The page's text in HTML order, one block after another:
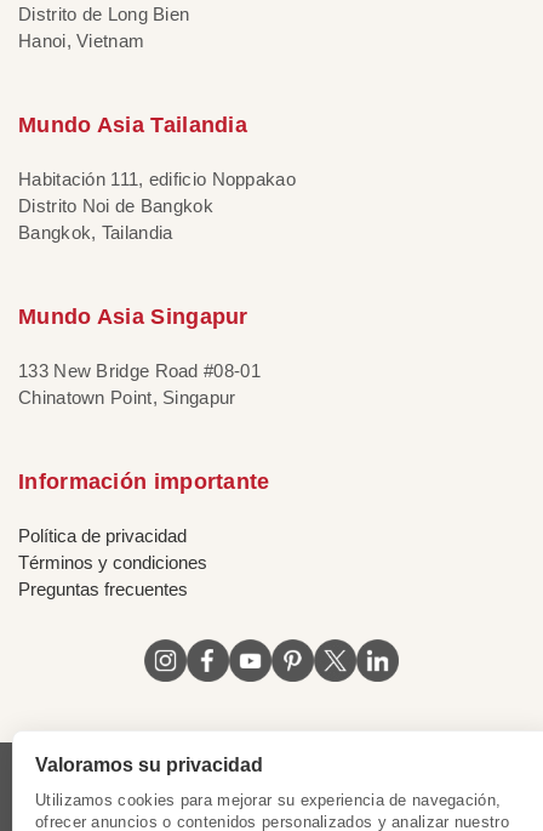
Distrito de Long Bien
Hanoi, Vietnam
Mundo Asia Tailandia
Habitación 111, edificio Noppakao
Distrito Noi de Bangkok
Bangkok, Tailandia
Mundo Asia Singapur
133 New Bridge Road #08-01
Chinatown Point, Singapur
Información importante
Política de privacidad
Términos y condiciones
Preguntas frecuentes
Licencia de Vietnam | Certificado de Singapur
|
Certificado de Hong Kong, China | Certificado de Chile |
Valoramos su privacidad
Utilizamos cookies para mejorar su experiencia de navegación,
ofrecer anuncios o contenidos personalizados y analizar nuestro